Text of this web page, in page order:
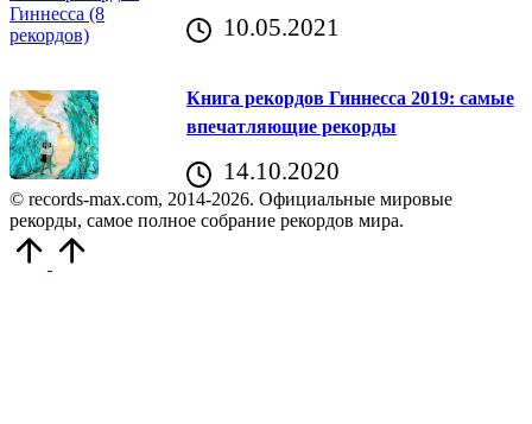
10.05.2021
Книга рекордов Гиннесса 2019: самые
впечатляющие рекорды
14.10.2020
© records-max.com, 2014-2026. Официальные мировые
рекорды, самое полное собрание рекордов мира.